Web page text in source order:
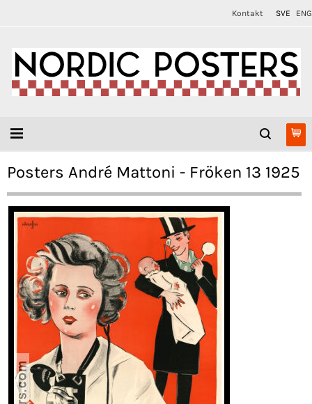
Kontakt SVE ENG
Posters André Mattoni - Fröken 13 1925